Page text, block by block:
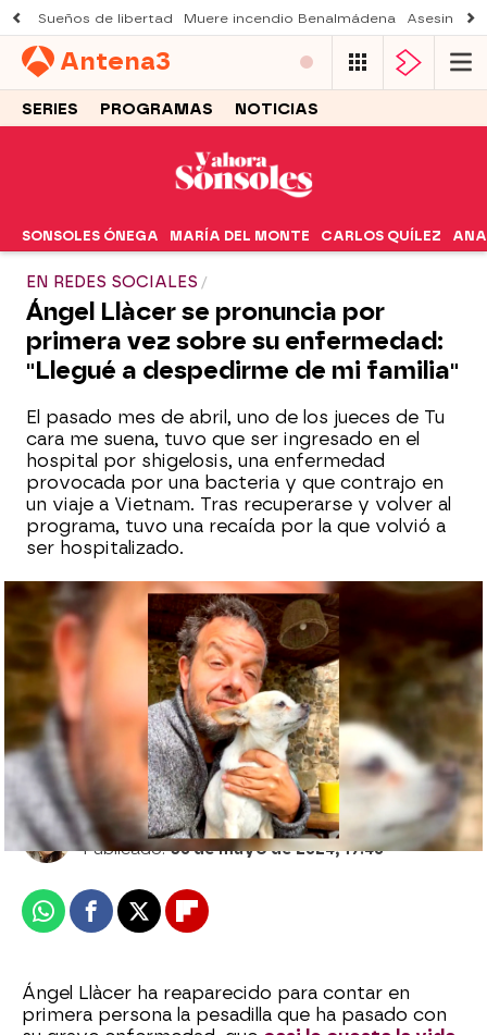
Sueños de libertad Muere incendio Benalmádena Asesinato
Antena3
SERIES PROGRAMAS NOTICIAS
SONSOLES ÓNEGA MARÍA DEL MONTE CARLOS QUÍLEZ ANA
EN REDES SOCIALES
Ángel Llàcer se pronuncia por
primera vez sobre su enfermedad:
"Llegué a despedirme de mi familia"
El pasado mes de abril, uno de los jueces de Tu
cara me suena, tuvo que ser ingresado en el
hospital por shigelosis, una enfermedad
provocada por una bacteria y que contrajo en
un viaje a Vietnam. Tras recuperarse y volver al
programa, tuvo una recaída por la que volvió a
ser hospitalizado.
Àngel Llàcer reaparece en redes sociales
tras pasar por el peor momento de su
vida: "El bache está superado"
Sara Ruiz
Publicado:30 de mayo de 2024, 19:40
WhatsappFacebook
X Flipboard
Ángel Llàcer ha reaparecido para contar en
primera persona la pesadilla que ha pasado con